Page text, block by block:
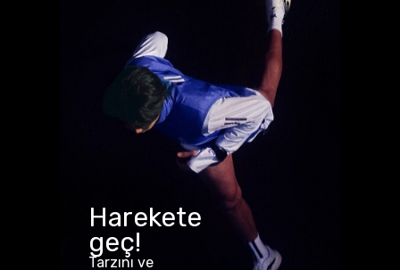
Harekete
geç!
Tarzını ve